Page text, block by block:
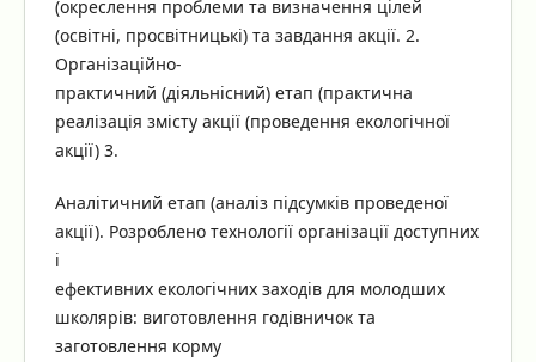
(окреслення проблеми та визначення цілей
(освітні, просвітницькі) та завдання акції. 2.
Організаційно-
практичний (діяльнісний) етап (практична
реалізація змісту акції (проведення екологічної
акції) 3.
Аналітичний етап (аналіз підсумків проведеної
акції). Розроблено технології організації доступних
і
ефективних екологічних заходів для молодших
школярів: виготовлення годівничок та
заготовлення корму